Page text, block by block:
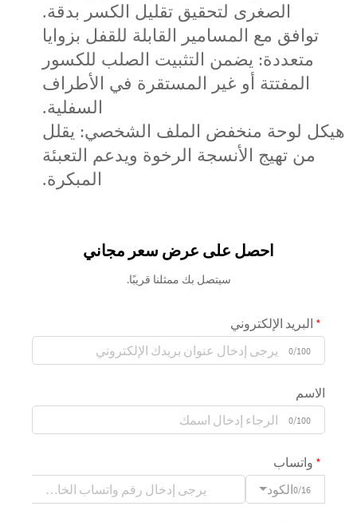
الصغرى لتحقيق تقليل الكسر بدقة.
توافق مع المسامير القابلة للقفل بزوايا
متعددة: يضمن التثبيت الصلب للكسور
المفتتة أو غير المستقرة في الأطراف
السفلية.
هيكل لوحة منخفض الملف الشخصي: يقلل
من تهيج الأنسجة الرخوة ويدعم التعبئة
المبكرة.
احصل على عرض سعر مجاني
سيتصل بك ممثلنا قريبًا.
البريد الإلكتروني
0/100
الاسم
0/100
واتساب
الكود0/16